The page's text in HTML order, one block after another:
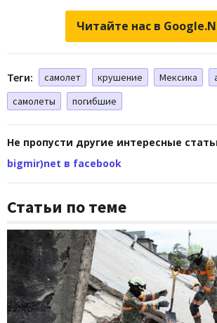
Читайте нас в
Теги: самолет крушение Мексика
самолеты
погибшие
Не пропусти другие интересные
bigmir)net в facebook
Статьи по теме